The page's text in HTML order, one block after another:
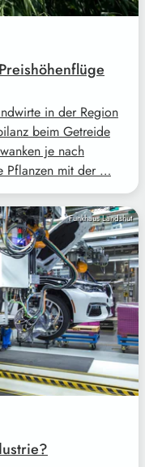
in der Region
beim Getreide
je nach
Pflanzen mit der …
Funkhaus Landshut